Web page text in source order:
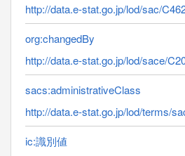
http://data.e-stat.go.jp/lod/sac/
org:changedBy
http://data.e-stat.go.jp/lod/sace/
sacs:administrativeClass
http://data.e-stat.go.jp/lod/terms/
ic:識別値